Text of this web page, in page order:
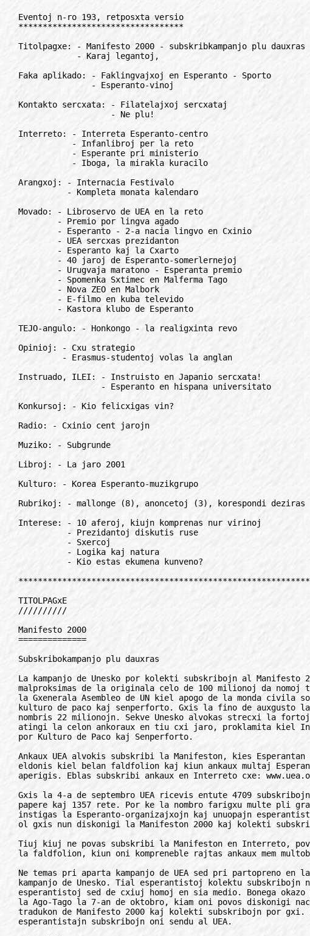
Eventoj n-ro 193, retposxta versio
**********************************

Titolpagxe: - Manifesto 2000 - subskribkampanjo plu dauxras
            - Karaj legantoj,

Faka aplikado: - Faklingvajxoj en Esperanto - Sporto
               - Esperanto-vinoj

Kontakto sercxata: - Filatelajxoj sercxataj
                   - Ne plu!

Interreto: - Interreta Esperanto-centro
           - Infanlibroj per la reto
           - Esperante pri ministerio
           - Iboga, la mirakla kuracilo

Arangxoj: - Internacia Festivalo
          - Kompleta monata kalendaro

Movado: - Libroservo de UEA en la reto
        - Premio por lingva agado
        - Esperanto - 2-a nacia lingvo en Cxinio
        - UEA sercxas prezidanton
        - Esperanto kaj la Cxarto
        - 40 jaroj de Esperanto-somerlernejoj
        - Urugvaja maratono - Esperanta premio
        - Spomenka Sxtimec en Malferma Tago
        - Nova ZEO en Malbork
        - E-filmo en kuba televido
        - Kastora klubo de Esperanto

TEJO-angulo: - Honkongo - la realigxinta revo

Opinioj: - Cxu strategio
         - Erasmus-studentoj volas la anglan

Instruado, ILEI: - Instruisto en Japanio sercxata!
                 - Esperanto en hispana universitato

Konkursoj: - Kio felicxigas vin?

Radio: - Cxinio cent jarojn

Muziko: - Subgrunde

Libroj: - La jaro 2001

Kulturo: - Korea Esperanto-muzikgrupo

Rubrikoj: - mallonge (8), anoncetoj (3), korespondi deziras (3)

Interese: - 10 aferoj, kiujn komprenas nur virinoj
          - Prezidantoj diskutis ruse
          - Sxercoj
          - Logika kaj natura
          - Kio estas ekumena kunveno?

**************************************************************************

TITOLPAGxE
//////////

Manifesto 2000
==============

Subskribokampanjo plu dauxras

La kampanjo de Unesko por kolekti subskribojn al Manifesto 2000 ankoraux
malproksimas de la originala celo de 100 milionoj da nomoj transdonotaj al
la Gxenerala Asembleo de UN kiel apogo de la monda civila socio por
kulturo de paco kaj senperforto. Gxis la fino de auxgusto la subskriboj
nombris 22 milionojn. Sekve Unesko alvokas strecxi la fortojn por tamen
atingi la celon ankoraux en tiu cxi jaro, proklamita kiel Internacia Jaro
por Kulturo de Paco kaj Senperforto.

Ankaux UEA alvokis subskribi la Manifeston, kies Esperantan tradukon UEA
eldonis kiel belan faldfolion kaj kiun ankaux multaj Esperanto-gazetoj jam
aperigis. Eblas subskribi ankaux en Interreto cxe: www.uea.org/ 2000.html.

Gxis la 4-a de septembro UEA ricevis entute 4709 subskribojn, el kiuj 3352
papere kaj 1357 rete. Por ke la nombro farigxu multe pli granda, UEA
instigas la Esperanto-organizajxojn kaj unuopajn esperantistojn pli aktive
ol gxis nun diskonigi la Manifeston 2000 kaj kolekti subskribojn.

Tiuj kiuj ne povas subskribi la Manifeston en Interreto, povas peti de UEA
la faldfolion, kiun oni kompreneble rajtas ankaux mem multobligi.

Ne temas pri aparta kampanjo de UEA sed pri partopreno en la gxenerala
kampanjo de Unesko. Tial esperantistoj kolektu subskribojn ne nur de aliaj
esperantistoj sed de cxiuj homoj en sia medio. Bonega okazo por tio estos
la Ago-Tago la 7-an de oktobro, kiam oni povos diskonigi nacilingvan
tradukon de Manifesto 2000 kaj kolekti subskribojn por gxi. Ankaux la ne-
esperantistajn subskribojn oni sendu al UEA.

CO de UEA

**************************************************************************

Karaj legantoj!
===============

Vi scias, ke ekde la pasinta jaro pro la redaktoro-sxangxo ni dauxre
baraktis kun la malfruo de la gazeto. Kiel vi spertas, ekde fino de julio
la aperado de la gazeto komencis rekapti sian ritmon, kaj jen nun jam
estas la dua numero, kiu aperas plene akurate, same kiel en la antauxaj
jaroj.

Ni esperas dauxre teni tiun akuratecon, kaj planas aperigi ecx tem-
orientitajn kromnumerojn.

Viaj leteroj, kontribuoj, mesagxoj dauxre estas bonvenaj, ja Eventoj estas
ankaux via gazeto! Starante je via servo

Axel Orszag-Krysz
redaktoro

**************************************************************************

FAKA APLIKADO
/////////////

Faklingvajxoj en Esperanto
==========================

De Eventoj n-ro 176 ni dauxre aperigas fakliteraturon Esperantlingvan pri
diversaj sciencoj. Jen la sekva parto:

- parto 12. -

Sporto
------

- Esperanto, internacia lingvo de amikeco, 1976, Kanada E-Asocio.
- Malgranda vortero auxto-turisma, FIAT, Itala-Esperanto-Franca-Angla-
  Germana-Hispana.
- Sporta Terminaro por Olimpikoj en Calgary, 1988, Kanada E-Asocio.
- Tajgxicxjuan (cxina gimnastiko), 1964.
- Terminaro por Infanludoj, 1942.
- CARLES, L.: Teknika Leksikono de Toromakio (Taurobatalo), 1909.
- EICHHOLZ, Rudiger: Esperanta Bildvortaro. Bailieboro, Ont., 1988. ISBN
  0-919186-32-7. 42-53, 480-519 - Duden: Sekurado, Unua helpo, Homa
  anatomio, Korpa Higieno, Nagxado, Akvo-sporto, Glis-flugado, Rajd-,
  biciklo-kajmotor-sporto, Pilk-ludoj, Skermado, Gimanstiko, Atletiko,
  Halter-levado, luktado, jxudo, boksado, Mont-grimpado, Vintro-sportoj,
  Diversaj sportoj, Dancado.
- HAMMER, J. K.: Skolta kaj Tenduma Terminaro, 1963.
- HARRY, R.: Esperanto: Lingvo de la Sporto, 1972, Germana-Esperanto-Angla.
- HUAT-SORBOT, Leon: Alpinisma fakterminaro kvinlingva, 1913.
- MERCKENS, CART, FRUCTIER: Esperanta Frazlibro de l Turisto, 1903-4.
- MINOSUKE, Emori: Invito al go-ludo, 1979.
- NEMETH, Jozefo: 150 vortoj pri sxako. Esperanta-angla-franca-gepatra.
  Kalocsa, 1983. 12p.
- NEMETH, Jozefo: Sxaka ilustrita vortaro Esperanta-hungara, hungara-
  Esperanta. Kalocsa, 1978. 85p.
- NOVAK, Jindrich: Sindefendologiaj studoj 1. Prago: CxEA, 1983. 94p.
- NOVAK, Jindrich kaj I.SxPICKA: Unua perbraka bolokado. Prago: CxEA, 1984.
  41p.
- NOVAK, Jindrich, I. SxPICKA, V.HNIK: La transdorsojxeta. Praha: CxEA,
  1982. 70p.
- PECHAN, A.: Turista Vortaro, 1968. Esperanto-Hungara/Hungara-Esperanto.
- SEIHO, Nisxi: Anatomio kaj fiziologio de la homo por laikoj. 2.eld.
  Maebasxi, 1964. 108p.
- SCHICKE, Harald: La korpo de la homo. Ansendorf, 1993. 128p.
- UJLAKY-NAGY, Tibor: La sporta lingvo en Esperanto. Budapest: HAE, 1972.
  303p. - 63 sportotipoj.

Fakaj asocioj

- Esperanta Sxak-Ligo Internacia (ESxLI). Prezidanto: Dan Maxwell. Adreso:
  LT-3041 KAUNAS Partizanu 154.
- Esperanta Sxako. Revuo de ESxLI. Red. Jaromir Canibal. Cehxio 73401
  KARVINA-RAJ Okruzni 867.

**************************************************************************

Esperanto-vinoj
===============

En la Elzaca regiono esperantisto, Philippe Gocker, eldonas vinon kun
Esperantlingvaj etikedoj. Eblas elekti el kvar specoj de vinoj. Oni povas
surloke kun gvidado rigardi la vinkelon kaj kun iom da rabato acxeti
vinon. Acxetado eblas ankaux per posxto.
Pluaj informoj:

Philippe Gocker
1, Place des cigognes, FR-68630 Mittelwihr, Francio

**************************************************************************

KONTAKTO SERCxATA
/////////////////

Filatelajxoj sercxataj
======================

Estas sercxataj filatelajxoj por la dulingva motivo-kolektajxo
"Limo/limistoj - dogano/doganistoj". Temas pri posxtmarkoj, kiuj koncernas
la temon, pri tutajxoj kun indikoj rilate al la 4 nocioj (en cxiuj ajn
lingvoj) aux kovertoj (FDC) kun stampoj, kiuj indikas aux mencias
iamaniere la temon. Ne sendu ion tuj, sed proponu unue, cxar mi jam
posedas materialon. Povas esti rilate la malfermon de novaj fervojaj
linioj aux pramsxipo-linioj, limtrapasantaj, pri gxis nun (tiam) fermitaj
pontoj aux stratoj, malfermo de doganejoj aux inverse, ktp. Prezojn aldonu
en EUR aux en respondkuponoj. Cxiuj respondoj estas atendataj de:

Walter Ullmann
Im Muehlfeld 69a, DE-61169 Friedberg, Germanio

* * * * * * * *

Ne plu!

En Eventoj-186 pagxo 4. aperis alvoko pri livero de kompaktdiskoj al
Polio. La projekto ne plu estas aktuala, do bonvolu ne plu sendi ofertojn
al la anoncinto, Andrzej Cwalinski.

L. S.

**************************************************************************

INTERRETO
/////////

Interreta Esperanto-Centro
==========================

La retpagxujo esperanto.nu ricevis novan strukturon, laux kiu estas pli
facile orientigxi en gxiaj diversaj partoj. Gxi dauxrigas esti tute en
esperanto. La diversaj sekcioj estas: Servo-centro, Nuntempo, Gazetfolioj,
Kvodlibeto, Kafejo Zamenhof kaj Upsala Arkivo. La komuna nomo ankaux estas
nova: Interreta Esperanto-Centro. Gxi havas la retan adreson
http://esperanto.nu. Indas rigardi la retpagxojn cxar cxiuj servoj estas
vere uzeblaj por cxiuj esperantistoj.

Franko Luin
Rete: franko@forigu.esperanto.nu

**************************************************************************

Infanlibroj per la reto
=======================

Cxiuj 14 porinfanaj romanoj de L. Frank Baum en lia serio pri la Mirinda
Sorcxisto de Oz haveblas per la reto. Ili havas la originalajn bildojn,
multajn en koloro, kaj legeblas per Latino-3, Unikodo, kaj pluraj el ili
per pdf-formato.

La amataj verkoj de Lewis Carroll: Alico en Mirlando, Trans la Spegulo,
kaj lia frua verko La Aventuroj de Alico sub la Tero ankaux haveblas
simile per la Reto.

La verkojn, tradukitajn de Donald Broadribb, vi povas trovi cxe:
http://www.geocities.com/Athens/Oracle/9067/

Eldonistoj, kiuj deziras aperigi libro(j)n el la Oz-libroserio, bonvolu
kontakti la tradukinton cxe la cxisuba adreso:

Donald Broadribb
Rete: donaldbroadribb@forigu.mac.com

**************************************************************************

Esperante pri ministerio
========================

Sur la retpagxo de la Ministrejo por kamparaj regionoj, landplanado,
agrikulturo kaj turismo de la germana federacia lando Schlesswig-Holstein
oni povas legi la informojn krom en la germana, angla, franca, dana, frisa
kaj platdicxa ankaux en Esperanto.

el Nun

**************************************************************************

Iboga, la mirakla kuracilo
==========================

Cxu planto el ekvatora Afriko estas mirakla kuracilo kontraux la
toksomanioj? Legu en Esperanto la sciencajn informojn jxus tradukitajn de
D-ro Eric Bernard Coffinet cxe la adreso:
http://perso.wanadoo.fr/e